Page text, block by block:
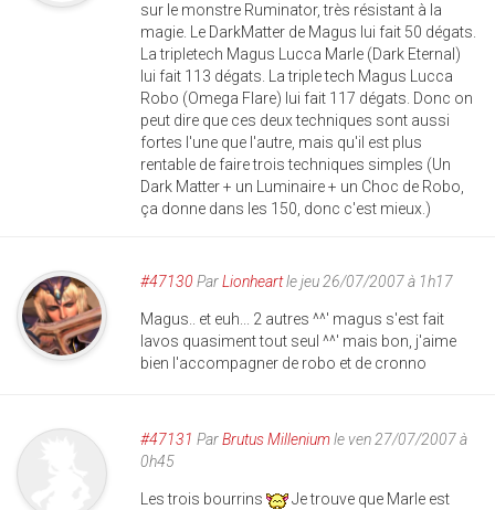
sur le monstre Ruminator, très résistant à la
magie. Le DarkMatter de Magus lui fait 50 dégats.
La tripletech Magus Lucca Marle (Dark Eternal)
lui fait 113 dégats. La triple tech Magus Lucca
Robo (Omega Flare) lui fait 117 dégats. Donc on
peut dire que ces deux techniques sont aussi
fortes l'une que l'autre, mais qu'il est plus
rentable de faire trois techniques simples (Un
Dark Matter + un Luminaire + un Choc de Robo,
ça donne dans les 150, donc c'est mieux.)
#47130 ParLionheartle jeu 26/07/2007 à 1h17
Magus.. et euh... 2 autres ^^' magus s'est fait
lavos quasiment tout seul ^^' mais bon, j'aime
bien l'accompagner de robo et de cronno
#47131 ParBrutus Milleniumle ven 27/07/2007 à
0h45
Les trois bourrins
Je trouve que Marle est